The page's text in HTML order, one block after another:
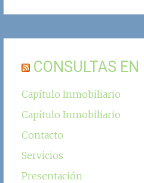
CONSULTAS
Capítulo Inmobiliario
Capítulo Inmobiliario
Contacto
Servicios
Presentación